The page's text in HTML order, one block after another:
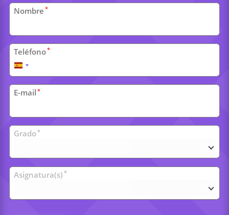
Datos
personales
Nombre *
Teléfono*
España
+34
E-mail *
Clases
universitarias
Grado*
Asignatura(s) *